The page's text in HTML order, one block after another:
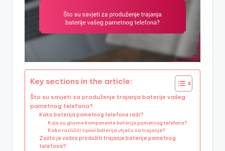
Key sections in the article:
Što su savjeti za produženje trajanja baterije vašeg
pametnog telefona?
Kako baterija pametnog telefona radi?
Koje su glavne komponente baterije pametnog telefona?
Kako različiti tipovi baterija utječu na trajanje?
Zašto je važno produžiti trajanje baterije pametnog
telefona?